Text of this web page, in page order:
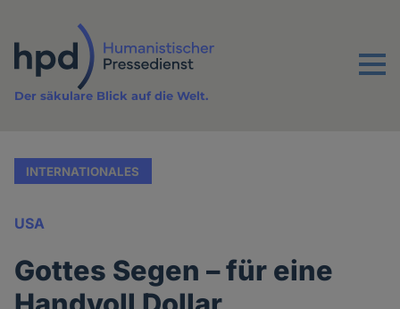
Inhalt
Menu
Der säkulare Blick auf die Welt.
INTERNATIONALES
USA
Gottes Segen – für eine